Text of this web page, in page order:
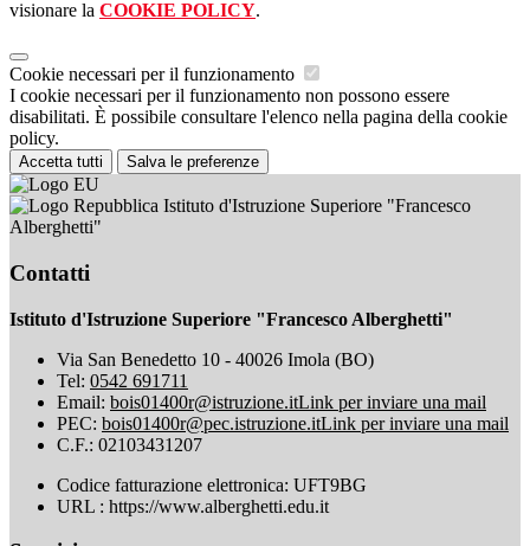
visionare la COOKIE POLICY.
Cookie necessari per il funzionamento
I cookie necessari per il funzionamento non possono essere
disabilitati. È possibile consultare l'elenco nella pagina della cookie
policy.
Accetta tutti Salva le preferenze
Istituto d'Istruzione Superiore "Francesco
Alberghetti"
Contatti
Istituto d'Istruzione Superiore "Francesco Alberghetti"
Via San Benedetto 10 - 40026 Imola (BO)
Tel: 0542 691711
Email: bois01400r@istruzione.itLink per inviare una mail
PEC: bois01400r@pec.istruzione.itLink per inviare una mail
C.F.: 02103431207
Codice fatturazione elettronica: UFT9BG
URL : https://www.alberghetti.edu.it